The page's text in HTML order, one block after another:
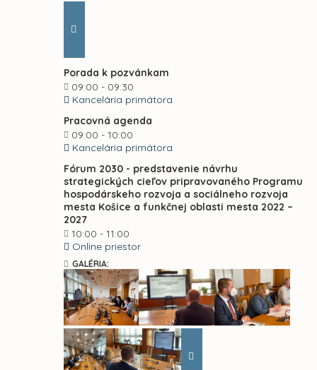
Porada k pozvánkam
09:00 - 09:30
Kancelária primátora
Pracovná agenda
09:00 - 10:00
Kancelária primátora
Fórum 2030 - predstavenie návrhu
strategických cieľov pripravovaného Programu
hospodárskeho rozvoja a sociálneho rozvoja
mesta Košice a funkčnej oblasti mesta 2022 –
2027
10:00 - 11:00
Online priestor
GALÉRIA: